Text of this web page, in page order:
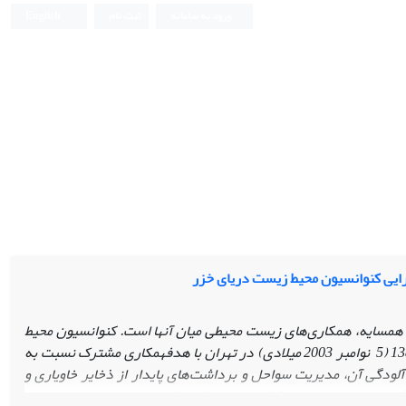
کنوانسیون محیط زیست دریای خزر
همکاری‌های زیست محیطی میان آنها است. کنوانسیون محیط
در تهران با هدفهمکاری مشترک نسبت به
آن، مدیریت سواحل و برداشت‌های پایدار از ذخایر خاویاری و